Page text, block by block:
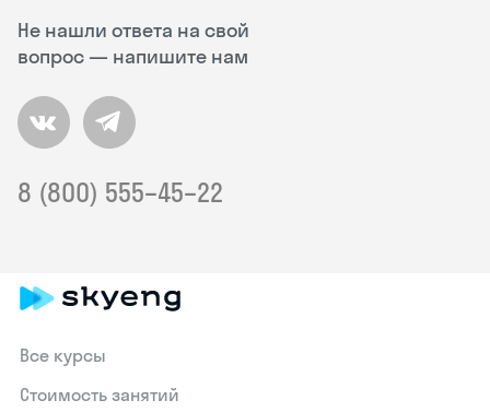
Не нашли ответа на свой
вопрос — напишите нам
8 (800) 555–45–22
Все курсы
Стоимость занятий